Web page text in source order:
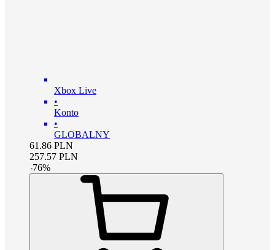
Xbox Live
•
Konto
•
GLOBALNY
61.86 PLN
257.57 PLN
-76%